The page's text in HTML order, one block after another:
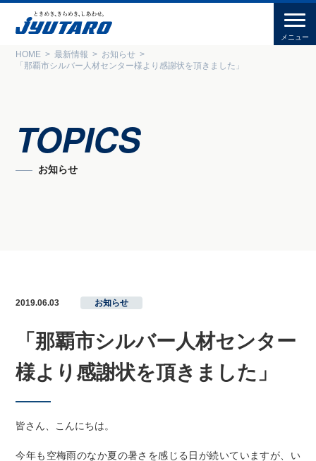
HOME 最新情報
お知らせ
「那覇市シルバー人材センター様より感謝状を頂きました」
TOPICS
お知らせ
2019.06.03 お知らせ
「那覇市シルバー人材センター
様より感謝状を頂きました」
皆さん、こんにちは。
今年も空梅雨のなか夏の暑さを感じる日が続いていますが、い